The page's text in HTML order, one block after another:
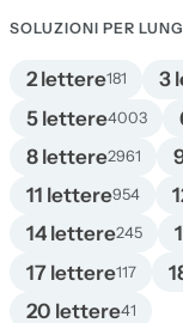
SOLUZIONI PER
2 lettere181 3
5 lettere4003
8 lettere2961
11 lettere954
14 lettere245
17 lettere117
20 lettere41